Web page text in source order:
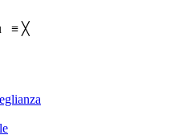
≡ ╳